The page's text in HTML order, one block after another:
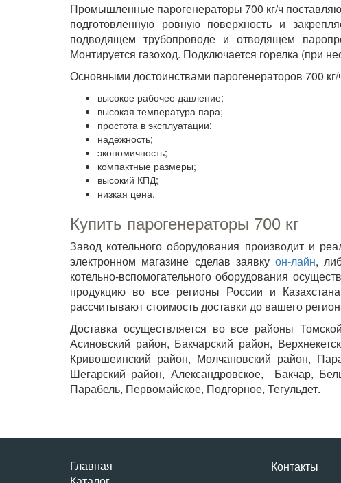
Промышленные парогенераторы 700 кг/ч
подготовленную ровную поверхность и
подводящем трубопроводе и отводящем
Монтируется газоход. Подключается горелка (при
Основными достоинствами парогенераторов 700
высокое рабочее давление;
высокая температура пара;
простота в эксплуатации;
надежность;
экономичность;
компактные размеры;
высокий КПД;
низкая цена.
Купить парогенераторы 700 кг
Завод котельного оборудования производит и
электронном магазине сделав заявку он-лайн,
котельно-вспомогательного оборудования
продукцию во все регионы России и
рассчитывают стоимость доставки до вашего
Доставка осуществляется во все районы
Асиновский район, Бакчарский район,
Кривошеинский район, Молчановский район,
Шегарский район, Александровское, Бакчар,
Парабель, Первомайское, Подгорное, Тегульдет.
Главная
Контакты